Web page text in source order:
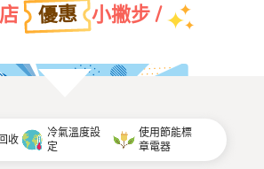
優惠 小撇步 /
扣優惠
查看本店特約名單
收
冷氣溫度設
定
使用節能標
章電器